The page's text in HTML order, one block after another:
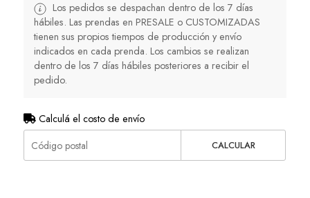
Los pedidos se despachan dentro de los 7 días
hábiles. Las prendas en PRESALE o CUSTOMIZADAS
tienen sus propios tiempos de producción y envío
indicados en cada prenda. Los cambios se realizan
dentro de los 7 días hábiles posteriores a recibir el
pedido.
Calculá el costo de envío
CALCULAR